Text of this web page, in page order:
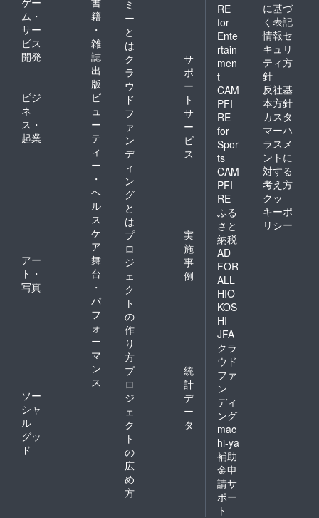
ム・
サー
ビス
開発
籍
・
雑
誌
出
版
ビジ
ネ
ス・
起業
ビ
ュ
ー
テ
ィ
ー
・
ヘ
ル
ス
ケ
ア
アー
ト・
写真
舞
台
・
パ
フ
ォ
ー
マ
ン
ス
ソー
シャ
ル
グッ
ド
ミ
ー
と
は
ク
ラ
ウ
ド
フ
ァ
ン
デ
ィ
ン
グ
と
は
サ
ポ
ー
ト
サ
ー
ビ
ス
プ
ロ
ジ
ェ
ク
ト
の
作
り
方
実
施
事
例
プ
ロ
ジ
ェ
ク
ト
の
広
め
方
統
計
デ
ー
タ
RE
for
Ente
rtain
men
t
CAM
PFI
RE
for
Spor
ts
CAM
PFI
RE
ふる
さと
納税
AD
FOR
ALL
HIO
KOS
HI
JFA
クラ
ウド
ファ
ン
ディ
ング
mac
hi-ya
補助
金申
請サ
ポー
ト
に基づ
く表記
情報セ
キュリ
ティ方
針
反社基
本方針
カスタ
マーハ
ラスメ
ントに
対する
考え方
クッ
キーポ
リシー